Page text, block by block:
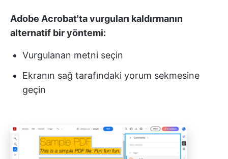
Adobe Acrobat'ta vurguları kaldırmanın
alternatif bir yöntemi:
Vurgulanan metni seçin
Ekranın sağ tarafındaki yorum sekmesine
geçin